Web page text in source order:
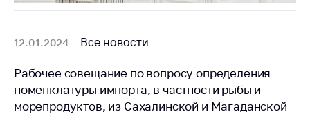
12.01.2024 Все новости
Рабочее совещание по вопросу определения
номенклатуры импорта, в частности рыбы и
морепродуктов, из Сахалинской и Магаданской